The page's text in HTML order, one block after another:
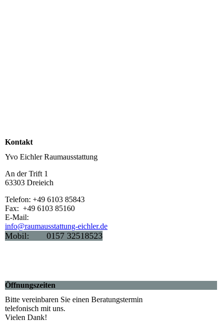
Kontakt
Yvo Eichler Raumausstattung
An der Trift 1
63303 Dreieich
Telefon: +49 6103 85843
Fax: +49 6103 85160
E-Mail:
info@raumausstattung-eichler.de
Mobil: 0157 32518523
Öffnungszeiten
Bitte vereinbaren Sie einen Beratungstermin
telefonisch mit uns.
Vielen Dank!